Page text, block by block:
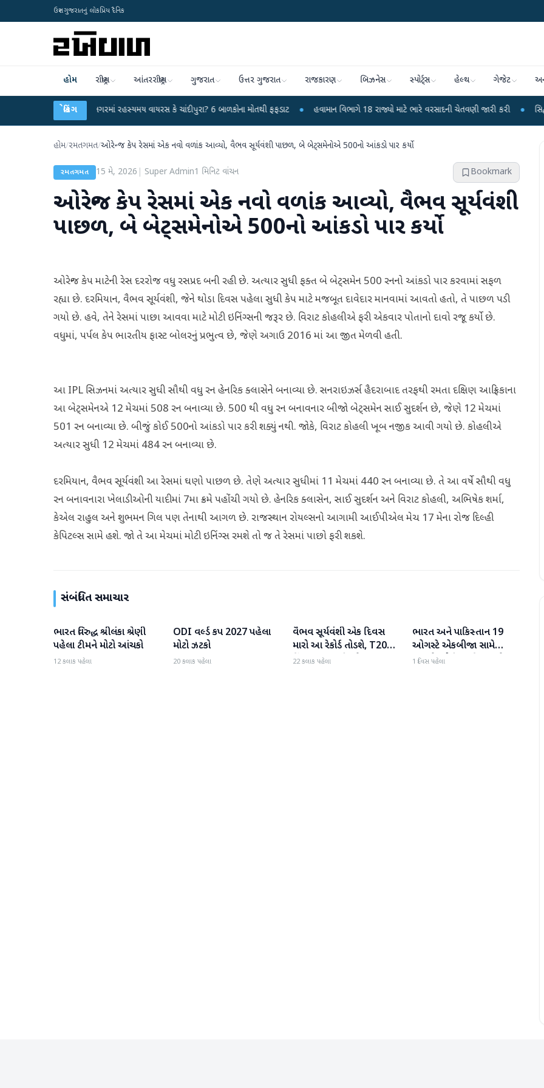
ઉત્તર ગુજરાતનું લોકપ્રિય દૈનિક
હોમ રાષ્ટ્રીય આંતરરાષ્ટ્રીય ગુજરાત ઉત્તર ગુજરાત રાજકારણ બિઝનેસ સ્પોર્ટ્સ હેલ્થ ગેજેટ
બ્રેકિંગ
હિંમતનગરમાં રહસ્યમય વાયરસ કે ચાંદીપુરા? 6 બાળકોના મોતથી ફફડાટ ● હવામાન વિભાગે 18 રાજ્યો માટે ભારે વરસાદની ચેતવણી જારી કરી ● સિદ્ધપુરથી બોમ્બ
હોમ/રમતગમત/ઓરેન્જ કેપ રેસમાં એક નવો વળાંક આવ્યો, વૈભવ સૂર્યવંશી પાછળ, બે બેટ્સમેનોએ 500નો આંકડો પાર કર્યો
રમતગમત 15 મે, 2026 Super Admin1 મિનિટ વાંચન Bookmark
ઓરેન્જ કેપ રેસમાં એક નવો વળાંક આવ્યો, વૈભવ સૂર્યવંશી
પાછળ, બે બેટ્સમેનોએ 500નો આંકડો પાર કર્યો
ઓરેન્જ કેપ માટેની રેસ દરરોજ વધુ રસપ્રદ બની રહી છે. અત્યાર સુધી ફક્ત બે બેટ્સમેન 500 રનનો આંકડો પાર કરવામાં સફળ
રહ્યા છે. દરમિયાન, વૈભવ સૂર્યવંશી, જેને થોડા દિવસ પહેલા સુધી કેપ માટે મજબૂત દાવેદાર માનવામાં આવતો હતો, તે પાછળ પડી
ગયો છે. હવે, તેને રેસમાં પાછા આવવા માટે મોટી ઇનિંગ્સની જરૂર છે. વિરાટ કોહલીએ ફરી એકવાર પોતાનો દાવો રજૂ કર્યો છે.
વધુમાં, પર્પલ કેપ ભારતીય ફાસ્ટ બોલરનું પ્રભુત્વ છે, જેણે અગાઉ 2016 માં આ જીત મેળવી હતી.
આ IPL સિઝનમાં અત્યાર સુધી સૌથી વધુ રન હેનરિક ક્લાસેને બનાવ્યા છે. સનરાઇઝર્સ હૈદરાબાદ તરફથી રમતા દક્ષિણ આફ્રિકાના
આ બેટ્સમેનએ 12 મેચમાં 508 રન બનાવ્યા છે. 500 થી વધુ રન બનાવનાર બીજો બેટ્સમેન સાઈ સુદર્શન છે, જેણે 12 મેચમાં
501 રન બનાવ્યા છે. બીજું કોઈ 500નો આંકડો પાર કરી શક્યું નથી. જોકે, વિરાટ કોહલી ખૂબ નજીક આવી ગયો છે. કોહલીએ
અત્યાર સુધી 12 મેચમાં 484 રન બનાવ્યા છે.
દરમિયાન, વૈભવ સૂર્યવંશી આ રેસમાં ઘણો પાછળ છે. તેણે અત્યાર સુધીમાં 11 મેચમાં 440 રન બનાવ્યા છે. તે આ વર્ષે સૌથી વધુ
રન બનાવનારા ખેલાડીઓની યાદીમાં 7મા ક્રમે પહોંચી ગયો છે. હેનરિક ક્લાસેન, સાઈ સુદર્શન અને વિરાટ કોહલી, અભિષેક શર્મા,
કેએલ રાહુલ અને શુભમન ગિલ પણ તેનાથી આગળ છે. રાજસ્થાન રોયલ્સનો આગામી આઈપીએલ મેચ 17 મેના રોજ દિલ્હી
કેપિટલ્સ સામે હશે. જો તે આ મેચમાં મોટી ઇનિંગ્સ રમશે તો જ તે રેસમાં પાછો ફરી શકશે.
સંબંધિત સમાચાર
રમતગમત
ભારત વિરુદ્ધ શ્રીલંકા શ્રેણી
પહેલા ટીમને મોટો આંચકો
12 કલાક પહેલા
રમતગમત
ODI વર્લ્ડ કપ 2027 પહેલા
મોટો ઝટકો
20 કલાક પહેલા
રમતગમત
વૈભવ સૂર્યવંશી એક દિવસ
મારો આ રેકોર્ડ તોડશે, T20
કિંગ બન્યા પછી જોસ
22 કલાક પહેલા
રમતગમત
ભારત અને પાકિસ્તાન 19
ઓગસ્ટે એકબીજા સામે
ટકરાશે, હોકી વર્લ્ડ કપ માટે
1 દિવસ પહેલા